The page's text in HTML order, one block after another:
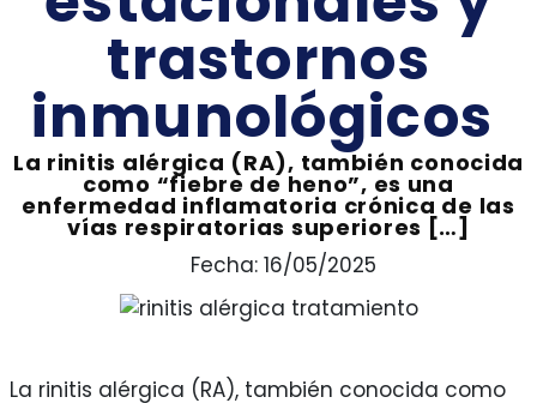
trastornos
inmunológicos
La rinitis alérgica (RA), también conocida
como “fiebre de heno”, es una
enfermedad inflamatoria crónica de las
vías respiratorias superiores […]
Fecha: 16/05/2025
La rinitis alérgica (RA), también conocida como